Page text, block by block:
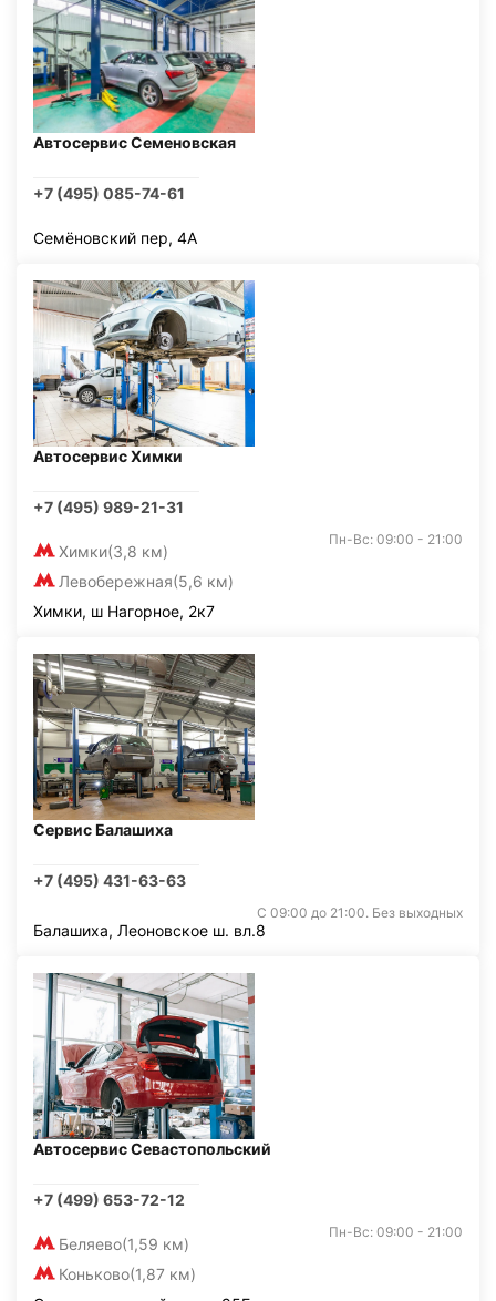
Автосервис Семеновская
+7 (495) 085-74-61
Семёновский пер, 4А
Автосервис Химки
+7 (495) 989-21-31
Химки(3,8 км)
Левобережная(5,6 км)
Пн-Вс: 09:00 - 21:00
Химки, ш Нагорное, 2к7
Сервис Балашиха
+7 (495) 431-63-63
С 09:00 до 21:00. Без выходных
Балашиха, Леоновское ш. вл.8
Автосервис Севастопольский
+7 (499) 653-72-12
Беляево(1,59 км)
Коньково(1,87 км)
Пн-Вс: 09:00 - 21:00